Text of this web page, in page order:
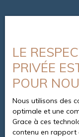
LE
PRIVÉE
POUR
Nous utilisons des
optimale et une
Grace à ces
contenu en rapport